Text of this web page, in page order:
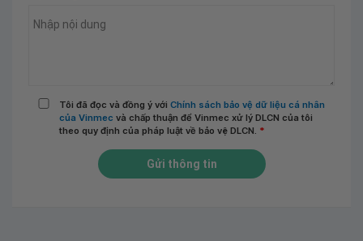
Tôi đã đọc và đồng ý với Chính sách bảo vệ dữ liệu cá nhân
của Vinmec và chấp thuận để Vinmec xử lý DLCN của tôi
theo quy định của pháp luật về bảo vệ DLCN. *
Gửi thông tin